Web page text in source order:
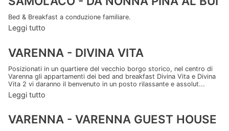
Bed & Breakfast a conduzione familiare.
Leggi tutto
VARENNA - DIVINA VITA
Posizionati in un quartiere del vecchio borgo storico, nel centro di
Varenna gli appartamenti dei bed and breakfast Divina Vita e Divina
Vita 2 vi daranno il benvenuto in un posto rilassante e assolut...
Leggi tutto
VARENNA - VARENNA GUEST HOUSE